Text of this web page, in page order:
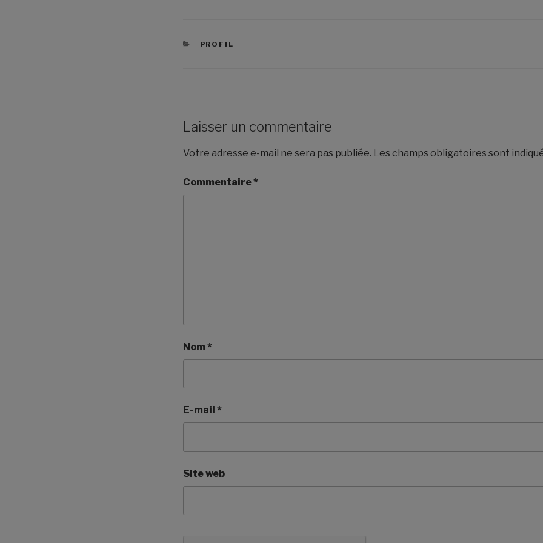
PROFIL
Laisser un commentaire
Votre adresse e-mail ne sera pas publiée. Les champs obligatoires sont
Commentaire*
Nom *
E-mail *
Site web